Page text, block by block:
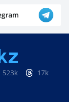
523k 17k